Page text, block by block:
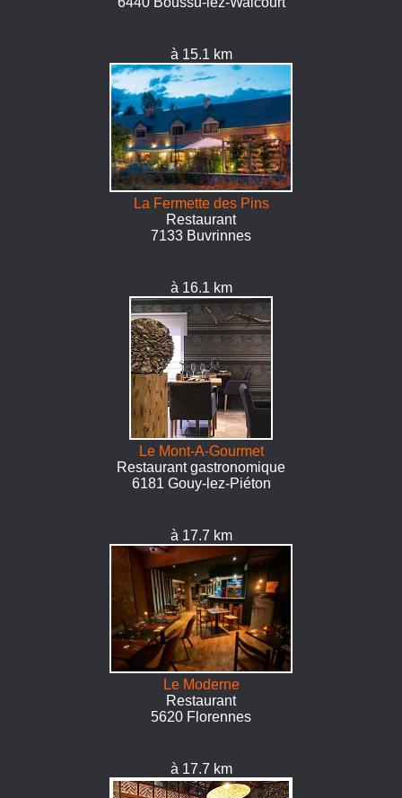
à 15.1 km
La Fermette des Pins
Restaurant
7133 Buvrinnes
à 16.1 km
Le Mont-A-Gourmet
Restaurant gastronomique
6181 Gouy-lez-Piéton
à 17.7 km
Le Moderne
Restaurant
5620 Florennes
à 17.7 km